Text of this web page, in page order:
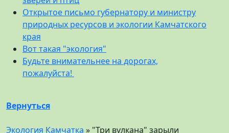
Открытое письмо губернатору и министру
природных ресурсов и экологии Камчатского
края
Вот такая "экология"
Будьте внимательнее на дорогах,
пожалуйста!
Вернуться
Экология Камчатка » "Три вулкана" зарыли